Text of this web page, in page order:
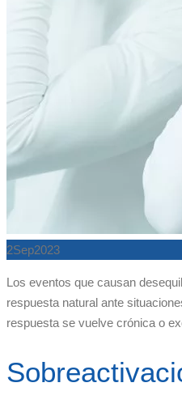
2Sep2023
Los eventos que causan
respuesta natural ante
respuesta se vuelve crónica o